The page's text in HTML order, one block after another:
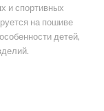
и спортивных
на пошиве
детей,